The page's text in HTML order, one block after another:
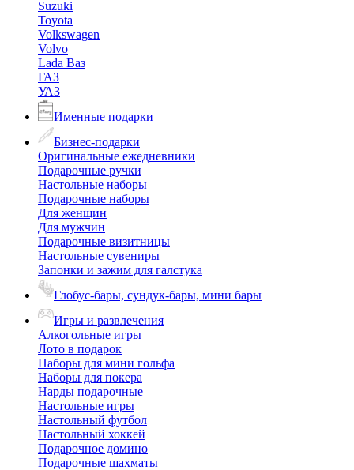
Suzuki
Toyota
Volkswagen
Volvo
Lada Ваз
ГАЗ
УАЗ
Именные подарки
Бизнес-подарки
Оригинальные ежедневники
Подарочные ручки
Настольные наборы
Подарочные наборы
Для женщин
Для мужчин
Подарочные визитницы
Настольные сувениры
Запонки и зажим для галстука
Глобус-бары, сундук-бары, мини бары
Игры и развлечения
Алкогольные игры
Лото в подарок
Наборы для мини гольфа
Наборы для покера
Нарды подарочные
Настольные игры
Настольный футбол
Настольный хоккей
Подарочное домино
Подарочные шахматы